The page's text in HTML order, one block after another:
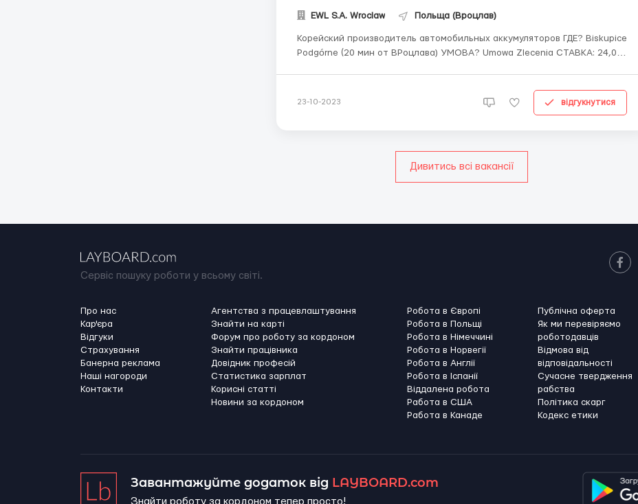
EWL S.A. Wroclaw Польща (Вроцлав)
Корейский производитель автомобильных аккумуляторов ГДЕ? Biskupice
Podgórne (20 мин от ВРоцлава) УМОВА? Umowa Zlecenia СТАВКА: 24,00
23-10-2023 відгукнутися
Дивитись всі вакансії
Сервіс пошуку роботи у всьому світі.
Про нас
Кар'єра
Відгуки
Страхування
Банерна реклама
Наші нагороди
Контакти
Агентства з працевлаштування
Знайти на карті
Форум про роботу за кордоном
Знайти працівника
Довідник професій
Статистика зарплат
Корисні статті
Новини за кордоном
Робота в Європі
Робота в Польщі
Робота в Німеччині
Робота в Норвегії
Робота в Англії
Робота в Іспанії
Віддалена робота
Работа в США
Работа в Канадe
Публічна оферта
Як ми перевіряємо
роботодавців
Відмова від
відповідальності
Сучасне твердження
рабства
Політика скарг
Кодекс етики
Завантажуйте додаток від LAYBOARD.com
Знайти роботу за кордоном тепер просто!